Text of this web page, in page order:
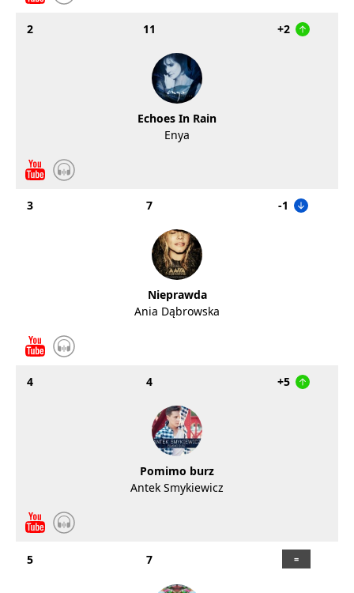
2 11 +2
Echoes In Rain
Enya
3 7 -1
Nieprawda
Ania Dąbrowska
4 4 +5
Pomimo burz
Antek Smykiewicz
5 7